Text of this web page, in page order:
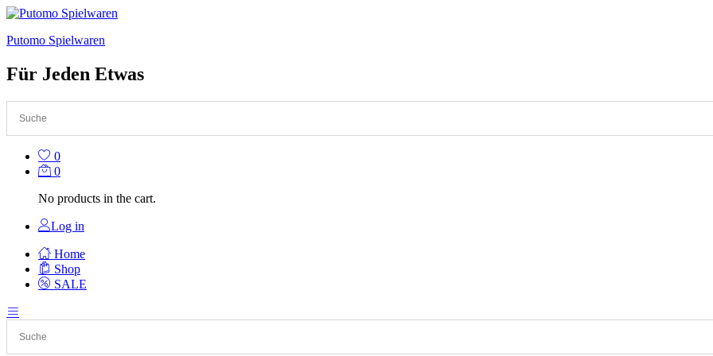
Putomo Spielwaren
Für Jeden Etwas
0
0
No products in the cart.
Log in
Home
Shop
SALE